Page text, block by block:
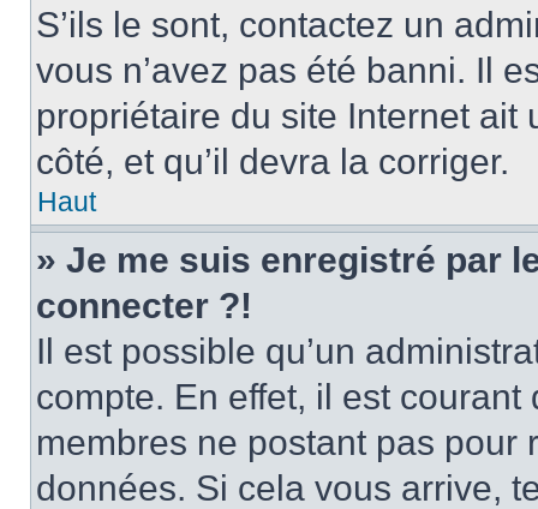
S’ils le sont, contactez un
vous n’avez pas été banni. Il
propriétaire du site Internet
côté, et qu’il devra la corriger.
Haut
» Je me suis enregistré par
connecter ?!
Il est possible qu’un
compte. En effet, il est
membres ne postant pas
données. Si cela vous arrive,